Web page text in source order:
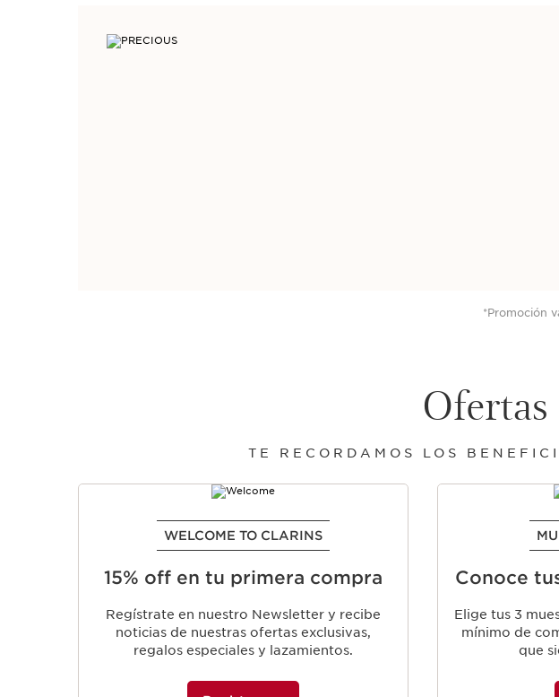
*Promoción
TE RECORDAMOS LOS
WELCOME TO CLARINS
15% off en tu primera compra
Regístrate en nuestro Newsletter y recibe
noticias de nuestras ofertas exclusivas,
regalos especiales y lazamientos.
Conoce
Elige tus 3
mínimo de
que